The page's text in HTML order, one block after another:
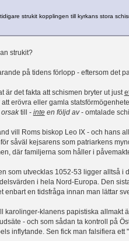
strukit kopplingen till kyrkans stora
strukit?
på tidens förlopp - eftersom det
är det fakta att schismen bryter ut just
erövra eller gamla
orsaktill - inteen följd av- omtalade
vill Roms biskop Leo IX - och hans
såväl kejsarens som patriarkens
där familjerna som håller i
som utvecklas 1052-53 ligger alltså i
i hela Nord-Europa. Den
enbart en tidsfråga innan man lättar
karolinger-klanens papistiska allmakt
- och som sådan ta kontroll på
inflytande. Sen fick man falsifiera